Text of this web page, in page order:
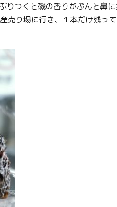
りつくと磯の香りがぷんと鼻
売り場に行き、１本だけ残っ